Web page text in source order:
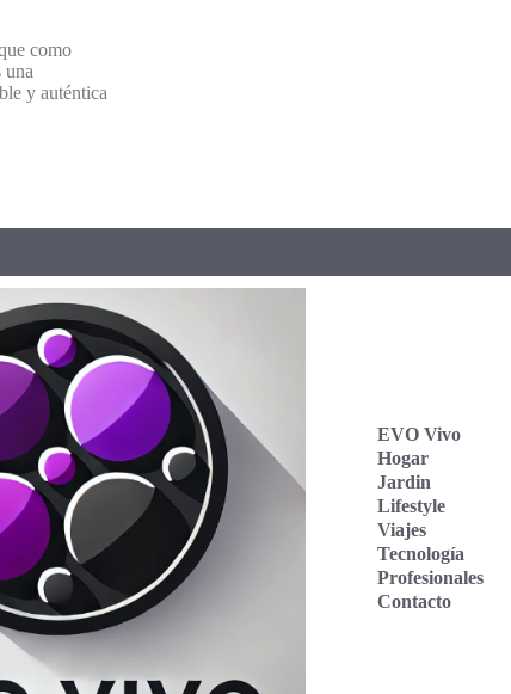
como
una
y auténtica
EVO Vivo
Hogar
Jardin
Lifestyle
Viajes
Tecnología
Profesionales
Contacto